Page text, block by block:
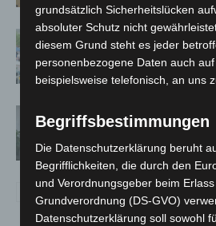
Blaulichtmeile
Polizei,
hautnah erleben
Hannover:
für Prävention ein
grundsätzlich Sicherheitslücken
absoluter Schutz nicht
diesem Grund steht es jeder
personenbezogene Daten auch
beispielsweise telefonisch, an uns
Begriffsbestimmungen
Die Datenschutzerklärung beruht
Begrifflichkeiten, die durch den
und Verordnungsgeber beim
Grundverordnung (DS-GVO)
Datenschutzerklärung soll sowohl